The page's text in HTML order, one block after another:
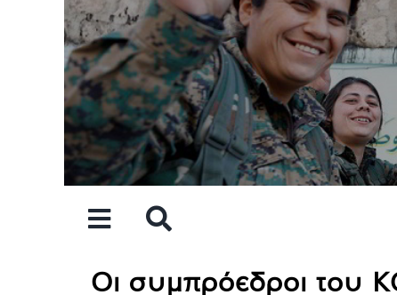
Οι συμπρόεδροι του